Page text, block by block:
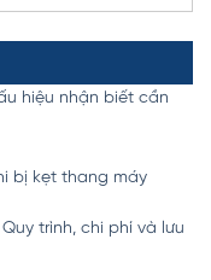
hiệu nhận biết cần
bị kẹt thang máy
trình, chi phí và lưu